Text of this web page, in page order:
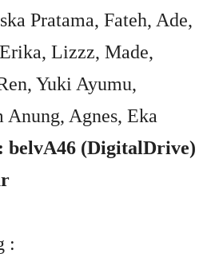
Pratama, Fateh, Ade,
Lizzz, Made,
Yuki Ayumu,
Anung, Agnes, Eka
belvA46 (DigitalDrive)
: